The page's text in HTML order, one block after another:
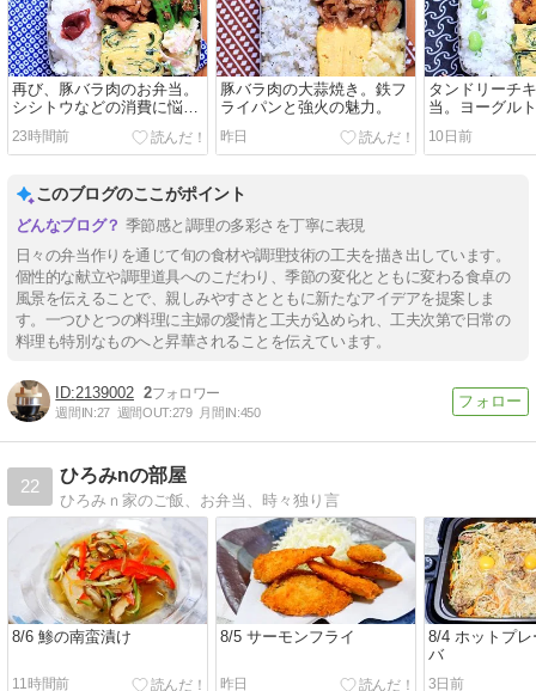
再び、豚バラ肉のお弁当。
シシトウなどの消費に悩ま
される。
23時間前
豚バラ肉の大蒜焼き。鉄フ
ライパンと強火の魅力。
昨日
タンドリーチ
当。ヨーグル
10日前
このブログのここがポイント
季節感と調理の多彩さを丁寧に表現
日々の弁当作りを通じて旬の食材や調理技術の工夫を描き出しています。
個性的な献立や調理道具へのこだわり、季節の変化とともに変わる食卓の
風景を伝えることで、親しみやすさとともに新たなアイデアを提案しま
す。一つひとつの料理に主婦の愛情と工夫が込められ、工夫次第で日常の
料理も特別なものへと昇華されることを伝えています。
2139002 2
週間IN:27 週間OUT:279 月間IN:450
22
ひろみnの部屋
ひろみｎ家のご飯、お弁当、時々独り言
8/6 鯵の南蛮漬け
11時間前
8/5 サーモンフライ
昨日
8/4 ホットプ
バ
3日前